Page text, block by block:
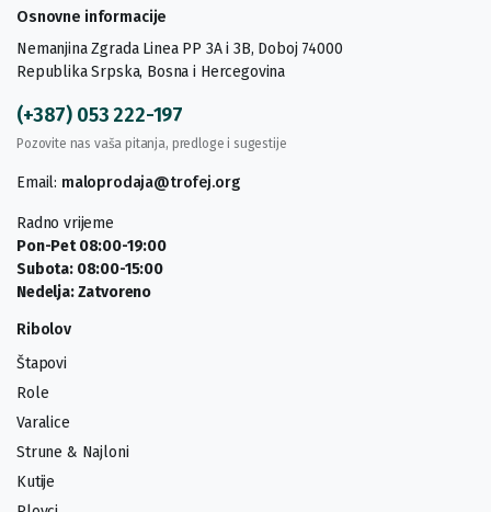
Osnovne informacije
Nemanjina Zgrada Linea PP 3A i 3B, Doboj 74000
Republika Srpska, Bosna i Hercegovina
(+387) 053 222-197
Pozovite nas vaša pitanja, predloge i sugestije
Email: maloprodaja@trofej.org
Radno vrijeme
Pon-Pet 08:00-19:00
Subota: 08:00-15:00
Nedelja: Zatvoreno
Ribolov
Štapovi
Role
Varalice
Strune & Najloni
Kutije